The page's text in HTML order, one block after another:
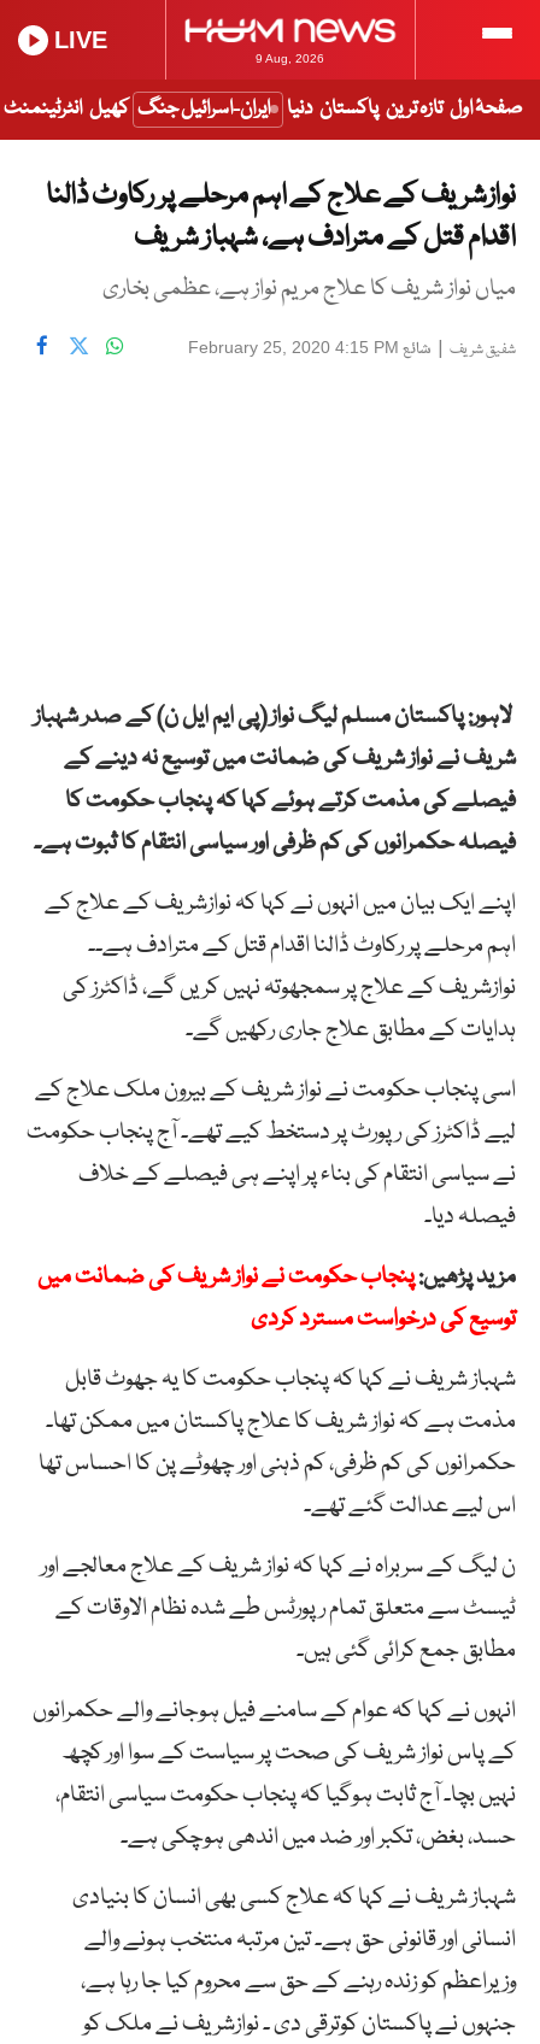
9 Aug, 2026
LIVE
صفحۂ اول تازہ ترین پاکستان دنیا ایران-اسرائیل جنگ کھیل انٹرٹینمنٹ
نوازشریف کے علاج کے اہم مرحلے پر رکاوٹ ڈالنا
اقدام قتل کے مترادف ہے، شہباز شریف
میاں نواز شریف کا علاج مریم نواز ہے، عظمی بخاری
شفیق شریف | شائع February 25, 2020 4:15 PM
لاہور: پاکستان مسلم لیگ نواز (پی ایم ایل ن) کے صدر شہباز
شریف نے نواز شریف کی ضمانت میں توسیع نہ دینے کے
فیصلے کی مذمت کرتے ہوئے کہا کہ پنجاب حکومت کا
فیصلہ حکمرانوں کی کم ظرفی اور سیاسی انتقام کا ثبوت ہے۔
اپنے ایک بیان میں انہوں نے کہا کہ نوازشریف کے علاج کے
اہم مرحلے پر رکاوٹ ڈالنا اقدام قتل کے مترادف ہے۔۔
نوازشریف کے علاج پر سمجھوتہ نہیں کریں گے، ڈاکٹرز کی
ہدایات کے مطابق علاج جاری رکھیں گے۔
اسی پنجاب حکومت نے نواز شریف کے بیرون ملک علاج کے
لیے ڈاکٹرز کی رپورٹ پر دستخط کیے تھے۔ آج پنجاب حکومت
نے سیاسی انتقام کی بناء پر اپنے ہی فیصلے کے خلاف
فیصلہ دیا۔
مزید پڑھیں:پنجاب حکومت نے نواز شریف کی ضمانت میں
توسیع کی درخواست مسترد کردی
شہباز شریف نے کہا کہ پنجاب حکومت کا یہ جھوٹ قابل
مذمت ہے کہ نواز شریف کا علاج پاکستان میں ممکن تھا۔
حکمرانوں کی کم ظرفی، کم ذہنی اور چھوٹے پن کا احساس تھا
اس لیے عدالت گئے تھے۔
ن لیگ کے سربراہ نے کہا کہ نواز شریف کے علاج معالجے اور
ٹیسٹ سے متعلق تمام رپورٹس طے شدہ نظام الاوقات کے
مطابق جمع کرائی گئی ہیں۔
انہوں نے کہا کہ عوام کے سامنے فیل ہوجانے والے حکمرانوں
کے پاس نواز شریف کی صحت پر سیاست کے سوا اور کچھ
نہیں بچا۔ آج ثابت ہوگیا کہ پنجاب حکومت سیاسی انتقام،
حسد، بغض، تکبر اور ضد میں اندھی ہوچکی ہے۔
شہباز شریف نے کہا کہ علاج کسی بھی انسان کا بنیادی
انسانی اور قانونی حق ہے۔ تین مرتبہ منتخب ہونے والے
وزیراعظم کو زندہ رہنے کے حق سے محروم کیا جا رہا ہے،
جنہوں نے پاکستان کوترقی دی ۔ نوازشریف نے ملک کو